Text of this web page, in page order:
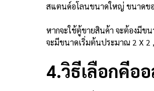
สแตนด์อโลนขนาดใหญ่ ขนาดข
หากจะใช้ตู้ขายสินค้า จะต้องมีข
จะมีขนาดเริ่มต้นประมาณ 2 X 2
4.วิธีเลือกคีอ